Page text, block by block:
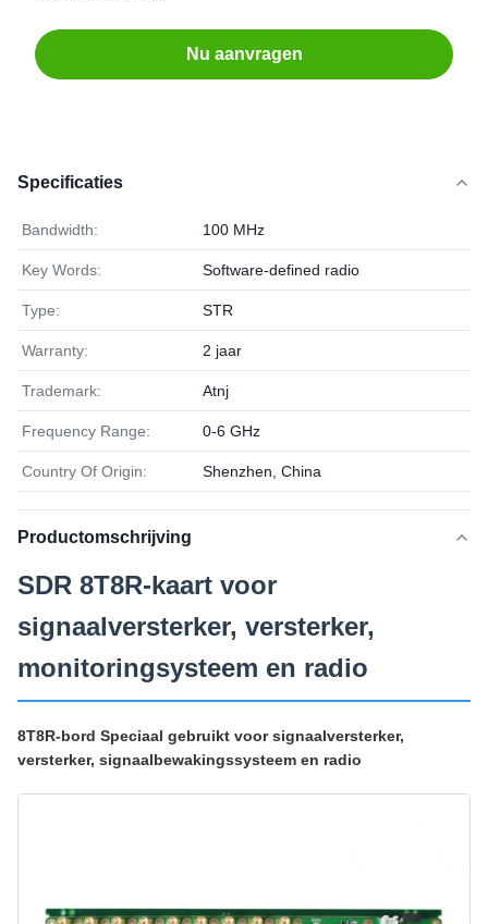
Nu aanvragen
Specificaties
Bandwidth: 100 MHz
Key Words: Software-defined radio
Type: STR
Warranty: 2 jaar
Trademark: Atnj
Frequency Range: 0-6 GHz
Country Of Origin: Shenzhen, China
Productomschrijving
SDR 8T8R-kaart voor
signaalversterker, versterker,
monitoringsysteem en radio
8T8R-bord Speciaal gebruikt voor signaalversterker,
versterker, signaalbewakingssysteem en radio